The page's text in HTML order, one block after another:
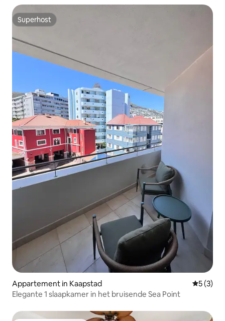
Superhost
Superhost
Appartement in Kaapstad
5 (3)
Elegante 1 slaapkamer in het bruisende Sea Point